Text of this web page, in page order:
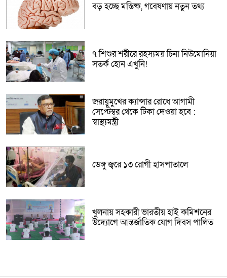
বড় হচ্ছে মস্তিষ্ক, গবেষণায় নতুন তথ্য
৭ শিশুর শরীরে রহস্যময় চিনা নিউমোনিয়া
সতর্ক হোন এখুনি!
জরায়ুমুখের ক্যান্সার রোধে আগামী
সেপ্টেম্বর থেকে টিকা দেওয়া হবে :
স্বাস্থ্যমন্ত্রী
ডেঙ্গু জ্বরে ১৩ রোগী হাসপাতালে
খুলনায় সহকারী ভারতীয় হাই কমিশনের
উদ্যোগে আন্তর্জাতিক যোগ দিবস পালিত